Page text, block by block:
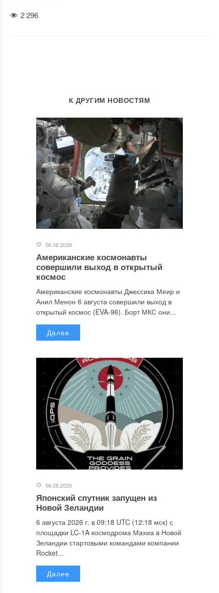
2 296
К ДРУГИМ НОВОСТЯМ
06.08.2026
Американские космонавты
совершили выход в открытый
космос
Американские космонавты Джессика Меир и
Анил Менон 6 августа совершили выход в
открытый космос (EVA-96). Борт МКС они...
Далее
06.08.2026
Японский спутник запущен из
Новой Зеландии
6 августа 2026 г. в 09:18 UTC (12:18 мск) с
площадки LC-1A космодрома Махиа в Новой
Зеландии стартовыми командами компании
Rocket...
Далее